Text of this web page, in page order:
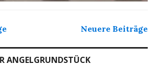
Neuere Beiträge
ANGELGRUNDSTÜCK